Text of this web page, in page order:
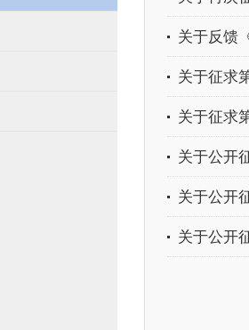
关于反馈
关于征求
关于征求
关于公开
关于公开
关于公开